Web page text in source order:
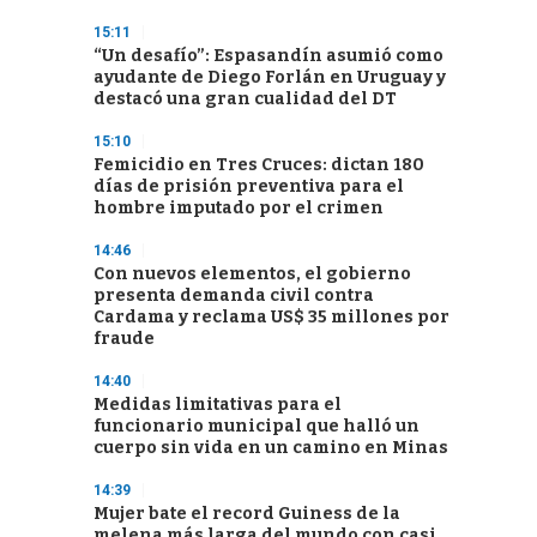
15:11
“Un desafío”: Espasandín asumió como
ayudante de Diego Forlán en Uruguay y
destacó una gran cualidad del DT
15:10
Femicidio en Tres Cruces: dictan 180
días de prisión preventiva para el
hombre imputado por el crimen
14:46
Con nuevos elementos, el gobierno
presenta demanda civil contra
Cardama y reclama US$ 35 millones por
fraude
14:40
Medidas limitativas para el
funcionario municipal que halló un
cuerpo sin vida en un camino en Minas
14:39
Mujer bate el record Guiness de la